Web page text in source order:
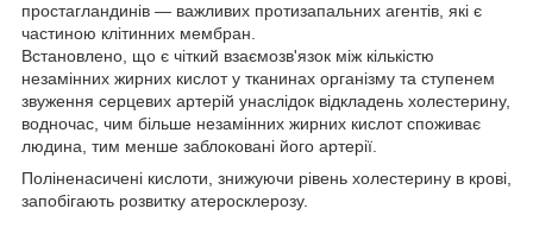
простагландинів — важливих протизапальних агентів, які є
частиною клітинних мембран.
Встановлено, що є чіткий взаємозв'язок між кількістю
незамінних жирних кислот у тканинах організму та ступенем
звуження серцевих артерій унаслідок відкладень холестерину,
водночас, чим більше незамінних жирних кислот споживає
людина, тим менше заблоковані його артерії.
Поліненасичені кислоти, знижуючи рівень холестерину в крові,
запобігають розвитку атеросклерозу.